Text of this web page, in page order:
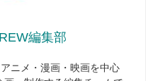
編集部
ニメ・漫画・映画を中心